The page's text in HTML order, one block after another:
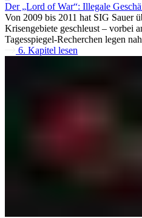
Der „Lord of War“: Illegale
Von 2009 bis 2011 hat SIG Sauer
Krisengebiete geschleust – vorbei
Tagesspiegel-Recherchen legen
6. Kapitel lesen